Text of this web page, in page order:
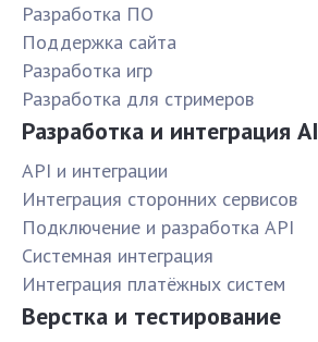
Разработка ПО
Поддержка сайта
Разработка игр
Разработка для стримеров
Разработка и интеграция AI
API и интеграции
Интеграция сторонних сервисов
Подключение и разработка API
Системная интеграция
Интеграция платёжных систем
Верстка и тестирование